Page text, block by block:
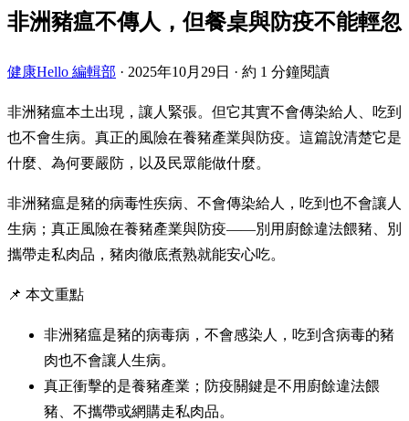
非洲豬瘟不傳人，但餐桌與防疫不能輕忽
健康Hello 編輯部 · 2025年10月29日 · 約 1 分鐘閱讀
非洲豬瘟本土出現，讓人緊張。但它其實不會傳染給人、吃到
也不會生病。真正的風險在養豬產業與防疫。這篇說清楚它是
什麼、為何要嚴防，以及民眾能做什麼。
非洲豬瘟是豬的病毒性疾病、不會傳染給人，吃到也不會讓人
生病；真正風險在養豬產業與防疫——別用廚餘違法餵豬、別
攜帶走私肉品，豬肉徹底煮熟就能安心吃。
📌 本文重點
非洲豬瘟是豬的病毒病，不會感染人，吃到含病毒的豬
肉也不會讓人生病。
真正衝擊的是養豬產業；防疫關鍵是不用廚餘違法餵
豬、不攜帶或網購走私肉品。